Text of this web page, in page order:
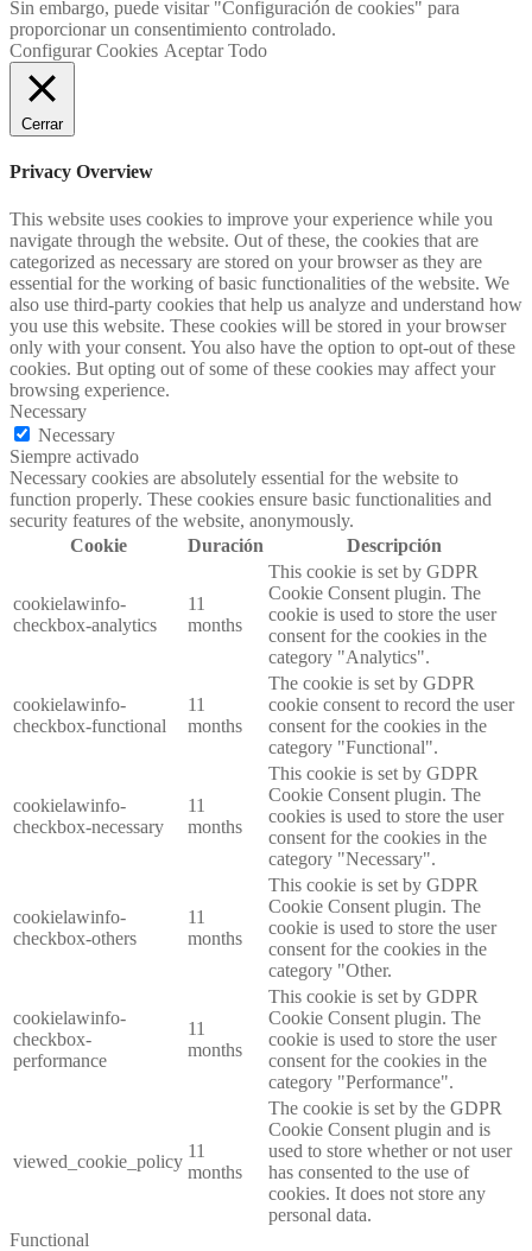
Sin embargo, puede visitar "Configuración de cookies" para
proporcionar un consentimiento controlado.
Configurar Cookies Aceptar Todo
Cerrar
Privacy Overview
This website uses cookies to improve your experience while you
navigate through the website. Out of these, the cookies that are
categorized as necessary are stored on your browser as they are
essential for the working of basic functionalities of the website. We
also use third-party cookies that help us analyze and understand how
you use this website. These cookies will be stored in your browser
only with your consent. You also have the option to opt-out of these
cookies. But opting out of some of these cookies may affect your
browsing experience.
Necessary
Necessary
Siempre activado
Necessary cookies are absolutely essential for the website to
function properly. These cookies ensure basic functionalities and
security features of the website, anonymously.
Cookie
Duración Descripción
cookielawinfo-
checkbox-analytics
11
months
This cookie is set by GDPR
Cookie Consent plugin. The
cookie is used to store the user
consent for the cookies in the
category "Analytics".
cookielawinfo-
checkbox-functional
11
months
The cookie is set by GDPR
cookie consent to record the user
consent for the cookies in the
category "Functional".
cookielawinfo-
checkbox-necessary
11
months
This cookie is set by GDPR
Cookie Consent plugin. The
cookies is used to store the user
consent for the cookies in the
category "Necessary".
cookielawinfo-
checkbox-others
11
months
This cookie is set by GDPR
Cookie Consent plugin. The
cookie is used to store the user
consent for the cookies in the
category "Other.
cookielawinfo-
checkbox-
performance
11
months
This cookie is set by GDPR
Cookie Consent plugin. The
cookie is used to store the user
consent for the cookies in the
category "Performance".
viewed_cookie_policy
11
months
The cookie is set by the GDPR
Cookie Consent plugin and is
used to store whether or not user
has consented to the use of
cookies. It does not store any
personal data.
Functional